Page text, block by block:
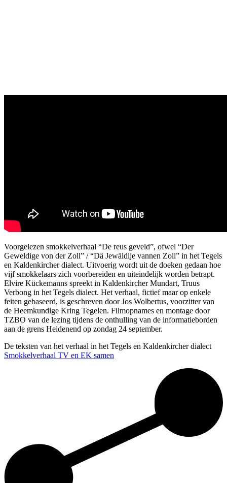
Voorgelezen smokkelverhaal “De reus geveld”, ofwel “Der
Geweldige von der Zoll” / “Dä Jewäldije vannen Zoll” in het Tegels
en Kaldenkircher dialect. Uitvoerig wordt uit de doeken gedaan hoe
vijf smokkelaars zich voorbereiden en uiteindelijk worden betrapt.
Elvire Kückemanns spreekt in Kaldenkircher Mundart, Truus
Verbong in het Tegels dialect. Het verhaal, fictief maar op enkele
feiten gebaseerd, is geschreven door Jos Wolbertus, voorzitter van
de Heemkundige Kring Tegelen. Filmopnames en montage door
TZBO van de lezing tijdens de onthulling van de informatieborden
aan de grens Heidenend op zondag 24 september.
De teksten van het verhaal in het Tegels en Kaldenkircher dialect
Smokkelverhaal TV en EK samen